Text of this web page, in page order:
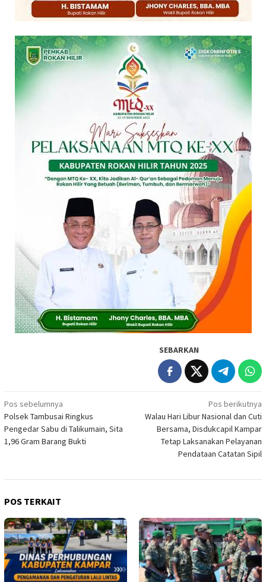
SEBARKAN
Navigasi
pos
Pos sebelumnya
Polsek Tambusai Ringkus
Pengedar Sabu di Talikumain, Sita
1,96 Gram Barang Bukti
Pos berikutnya
Walau Hari Libur Nasional dan Cuti
Bersama, Disdukcapil Kampar
Tetap Laksanakan Pelayanan
Pendataan Catatan Sipil
POS TERKAIT